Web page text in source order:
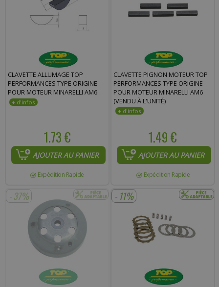
CLAVETTE ALLUMAGE TOP
PERFORMANCES TYPE ORIGINE
POUR MOTEUR MINARELLI AM6
1.73 €
AJOUTER AU PANIER
Expédition Rapide
CLAVETTE PIGNON MOTEUR TOP
PERFORMANCES TYPE ORIGINE
POUR MOTEUR MINARELLI AM6
(VENDU À L'UNITÉ)
1.49 €
AJOUTER AU PANIER
Expédition Rapide
- 37% - 11%